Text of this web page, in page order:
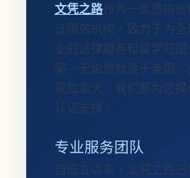
文凭之路作为一家值得
证服务机构，致力于为
业的法律服务和留学归
案。无论您就读于美国
是加拿大，我们都为您
认证支持。
专业服务团队
自成立以来，文凭之路